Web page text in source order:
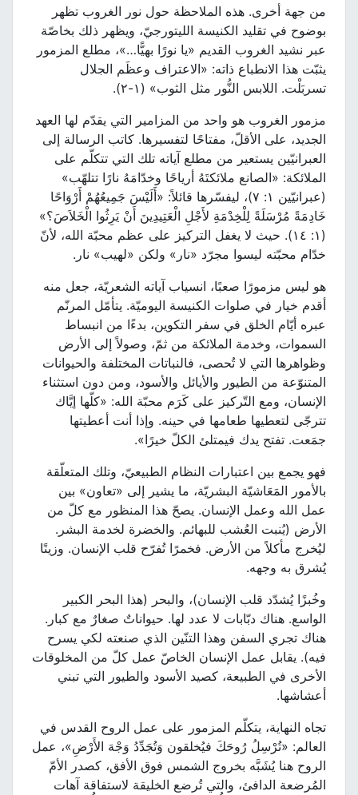
من جهة أخرى. هذه الملاحظة حول نور الغروب تظهر
بوضوح في تقليد الكنيسة الليتورجيّ، ويظهر ذلك بخاصّة
عبر نشيد الغروب القديم «يا نورًا بهيًّا…»، مطلع المزمور
يثبّت هذا الانطباع ذاته: «الاعتراف وعظَم الجلال
تسربَلْت. اللابس النُّور مثل الثوب» (١-٢).
مزمور الغروب هو واحد من المزامير التي يقدّم لها العهد
الجديد، على الأقلّ، مفتاحًا لتفسيرها. كاتب الرسالة إلى
العبرانيّين يستعير من مطلع آياته تلك التي تتكلّم على
الملائكة: «الصانع ملائكتَهُ أرياحًا وخدّامَهُ نارًا تتلهّب»
(عبرانيّين ١: ٧)، ليفسّرها قائلاً: «أَلَيْسَ جَمِيعُهُمْ أَرْوَاحًا
خَادِمَةً مُرْسَلَةً لِلْخِدْمَةِ لأَجْلِ الْعَتِيدِينَ أَنْ يَرِثُوا الْخَلاَصَ؟»
(١: ١٤). حيث لا يغفل التركيز على عظم محبّة الله، لأنّ
خدّام محبّته ليسوا مجرّد «نار» ولكن «لهيب» نار.
هو ليس مزمورًا صعبًا، انسياب آياته الشعريّة، جعل منه
أقدم خيار في صلوات الكنيسة اليوميّة. يتأمّل المرنّم
عبره أيّام الخلق في سفر التكوين، بدءًا من انبساط
السموات، وخدمة الملائكة من ثمّ، وصولاً إلى الأرض
وظواهرها التي لا تُحصى، فالنباتات المختلفة والحيوانات
المتنوّعة من الطيور والأيائل والأسود، ومن دون استثناء
الإنسان، ومع التّركيز على كَرَم محبّة الله: «كلّها إيَّاك
تترجّى لتعطيها طعامها في حينه. وإذا أنت أعطيتها
جمَعت. تفتح يدك فيمتلئ الكلّ خيرًا».
فهو يجمع بين اعتبارات النظام الطبيعيّ، وتلك المتعلّقة
بالأمور المَعَاشيّة البشريّة، ما يشير إلى «تعاون» بين
عمل الله وعمل الإنسان. يصحّ هذا المنظور مع كلّ من
الأرض (يُنبت العُشب للبهائم. والخضرة لخدمة البشر.
ليُخرج مأكلاً من الأرض. فخمرًا تُفرّح قلب الإنسان. وزيتًا
يُشرق به وجهه.
وخُبزًا يُشدّد قلب الإنسان)، والبحر (هذا البحر الكبير
الواسع. هناك دبّابات لا عدد لها. حيواناتٌ صغارٌ مع كبار.
هناك تجري السفن وهذا التنّين الذي صنعته لكي يسرح
فيه). يقابل عمل الإنسان الخاصّ عمل كلّ من المخلوقات
الأخرى في الطبيعة، كصيد الأسود والطيور التي تبني
أعشاشها.
تجاه النهاية، يتكلّم المزمور على عمل الروح القدس في
العالم: «تُرْسِلُ رُوحَكَ فيُخلقون وَتُجَدِّدُ وَجْهَ الأَرْضِ»، عمل
الروح هنا يُشَبَّه بخروج الشمس فوق الأفق، كصدر الأمّ
المُرضعة الدافئ، والتي تُرضع الخليقة لاستفاقة آهات